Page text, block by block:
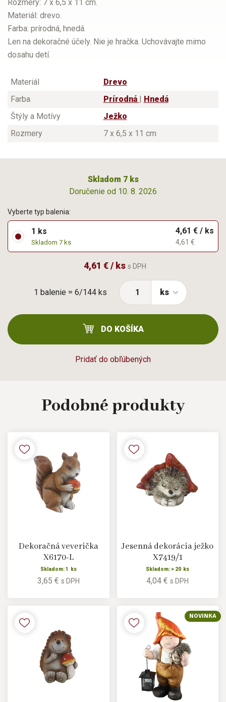
Rozmery: 7 x 6,5 x 11 cm.
Materiál: drevo.
Farba: prírodná, hnedá.
Len na dekoračné účely. Nie je hračka. Uchovávajte mimo
dosahu detí.
Materiál
Drevo
Farba
Prírodná
Hnedá
Štýly a Motívy
Ježko
Rozmery
7 x 6,5 x 11 cm
Skladom 7 ks
Doručenie od 10. 8. 2026
1 balenie = 6/144 ks
Pridať do obľúbených
Vyberte typ balenia:
1 ks
Skladom 7 ks
4,61 € / ks
4,61 €
4,61 € / ks s DPH
ks
DO KOŠÍKA
Podobné produkty
Dekoračná veverička
X6170-L
Skladom: 1 ks
3,65 € s DPH
Jesenná dekorácia ježko
X7419/1
Skladom: > 20 ks
4,04 €s DPH
NOVINKA